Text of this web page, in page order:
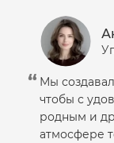
Мы
чтобы с
родным и
атмосфере